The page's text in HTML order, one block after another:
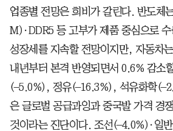
업종별 전망은 희비가 갈린다. 반도체
M)·DDR5 등 고부가 제품 중심으로
성장세를 지속할 전망이지만, 자동차
내년부터 본격 반영되면서 0.6% 감소
(–5.0%), 정유(–16.3%), 석유화학
은 글로벌 공급과잉과 중국발 가격 경
것이라는 진단이다. 조선(–4.0%)·일